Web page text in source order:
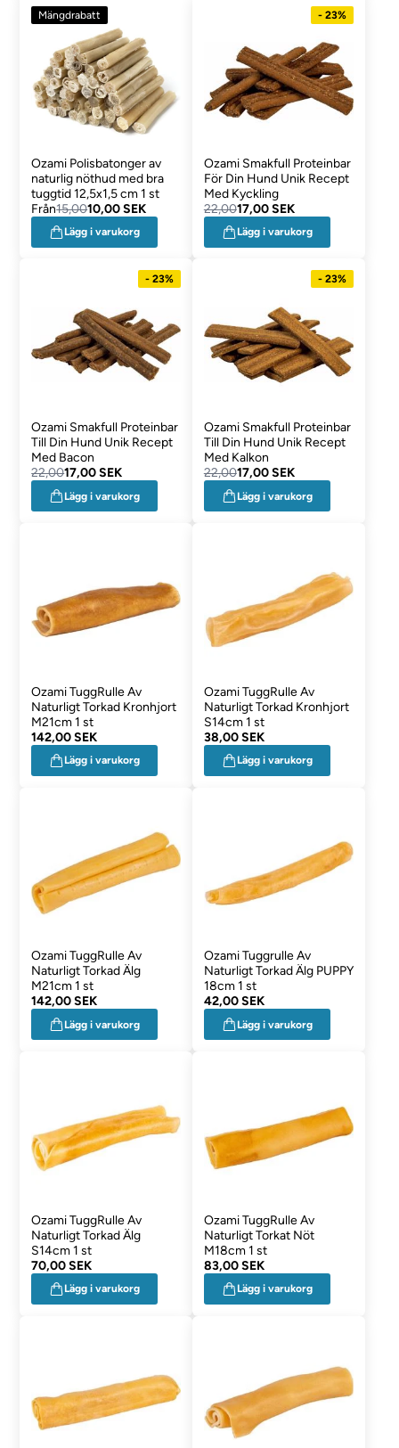
Mängdrabatt
Ozami Polisbatonger av
naturlig nöthud med bra
tuggtid 12,5x1,5 cm 1 st
Från15,0010,00 SEK
Lägg i varukorg
- 23%
Ozami Smakfull Proteinbar
För Din Hund Unik Recept
Med Kyckling
22,0017,00 SEK
Lägg i varukorg
- 23%
Ozami Smakfull Proteinbar
Till Din Hund Unik Recept
Med Bacon
22,0017,00 SEK
Lägg i varukorg
- 23%
Ozami Smakfull Proteinbar
Till Din Hund Unik Recept
Med Kalkon
22,0017,00 SEK
Lägg i varukorg
Ozami TuggRulle Av
Naturligt Torkad Kronhjort
M21cm 1 st
142,00 SEK
Lägg i varukorg
Ozami TuggRulle Av
Naturligt Torkad Kronhjort
S14cm 1 st
38,00 SEK
Lägg i varukorg
Ozami TuggRulle Av
Naturligt Torkad Älg
M21cm 1 st
142,00 SEK
Lägg i varukorg
Ozami Tuggrulle Av
Naturligt Torkad Älg PUPPY
18cm 1 st
42,00 SEK
Lägg i varukorg
Ozami TuggRulle Av
Naturligt Torkad Älg
S14cm 1 st
70,00 SEK
Lägg i varukorg
Ozami TuggRulle Av
Naturligt Torkat Nöt
M18cm 1 st
83,00 SEK
Lägg i varukorg